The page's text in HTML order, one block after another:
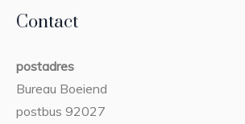
Contact
postadres
Bureau Boeiend
postbus 92027